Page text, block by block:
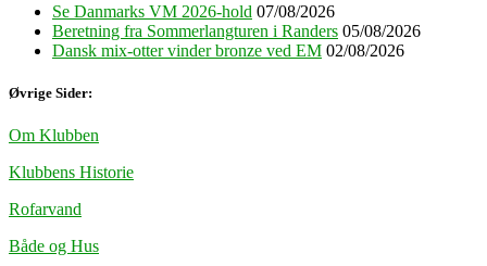
Se Danmarks VM 2026-hold 07/08/2026
Beretning fra Sommerlangturen i Randers 05/08/2026
Dansk mix-otter vinder bronze ved EM 02/08/2026
Øvrige Sider:
Om Klubben
Klubbens Historie
Rofarvand
Både og Hus